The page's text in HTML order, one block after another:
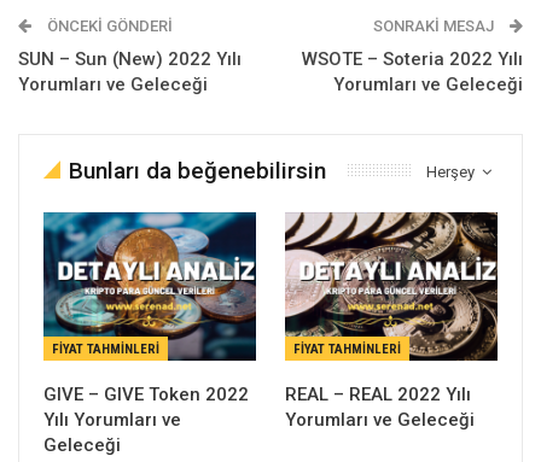
ÖNCEKI GÖNDERI
SUN – Sun (New) 2022 Yılı
Yorumları ve Geleceği
SONRAKI MESAJ
WSOTE – Soteria 2022 Yılı
Yorumları ve Geleceği
Herşey
Bunları da beğenebilirsin
FIYAT TAHMINLERI
GIVE – GIVE Token 2022
Yılı Yorumları ve
Geleceği
FIYAT TAHMINLERI
REAL – REAL 2022 Yılı
Yorumları ve Geleceği